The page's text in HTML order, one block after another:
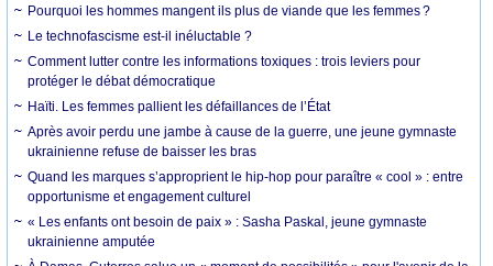
Pourquoi les hommes mangent ils plus de viande que les femmes ?
Le technofascisme est-il inéluctable ?
Comment lutter contre les informations toxiques : trois leviers pour
protéger le débat démocratique
Haïti. Les femmes pallient les défaillances de l’État
Après avoir perdu une jambe à cause de la guerre, une jeune gymnaste
ukrainienne refuse de baisser les bras
Quand les marques s’approprient le hip-hop pour paraître « cool » : entre
opportunisme et engagement culturel
« Les enfants ont besoin de paix » : Sasha Paskal, jeune gymnaste
ukrainienne amputée